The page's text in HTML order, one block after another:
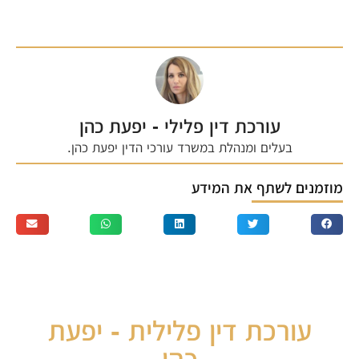
עורכת דין פלילי - יפעת כהן
בעלים ומנהלת במשרד עורכי הדין יפעת כהן.
מוזמנים לשתף את המידע
עורכת דין פלילית - יפעת